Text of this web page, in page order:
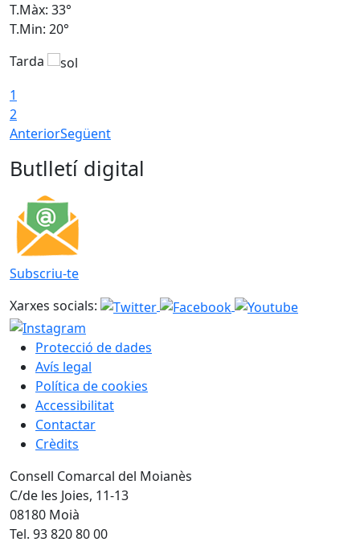
T.Màx: 33°
T.Min: 20°
Tarda
1
2
AnteriorSegüent
Butlletí digital
Subscriu-te
Xarxes socials:
Protecció de dades
Avís legal
Política de cookies
Accessibilitat
Contactar
Crèdits
Consell Comarcal del Moianès
C/de les Joies, 11-13
08180 Moià
Tel. 93 820 80 00